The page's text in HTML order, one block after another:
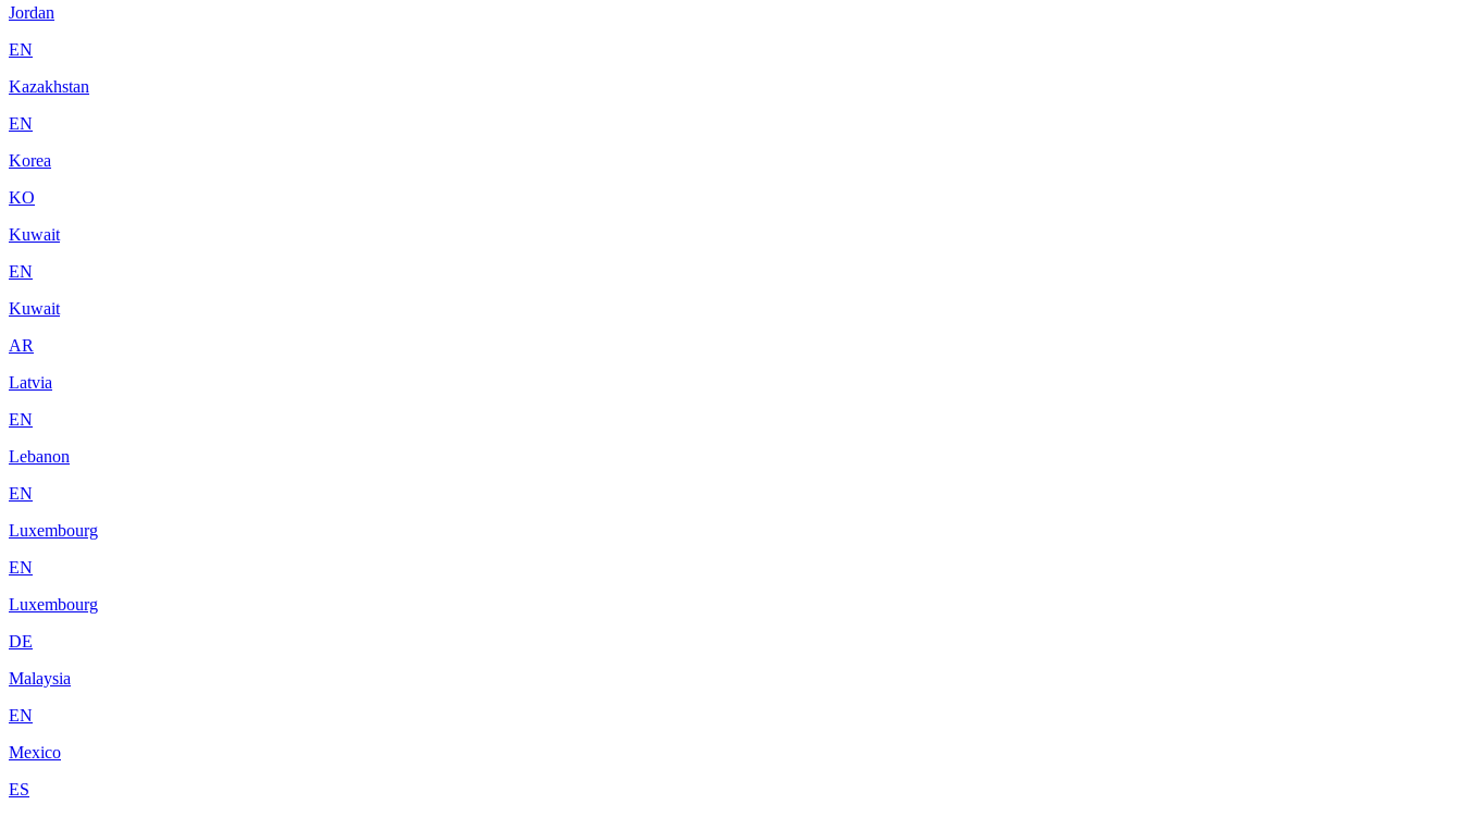
Jordan
EN
Kazakhstan
EN
Korea
KO
Kuwait
EN
Kuwait
AR
Latvia
EN
Lebanon
EN
Luxembourg
EN
Luxembourg
DE
Malaysia
EN
Mexico
ES